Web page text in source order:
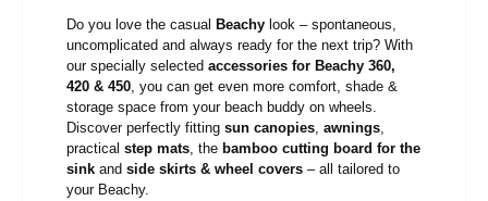
Do you love the casual Beachy look – spontaneous,
uncomplicated and always ready for the next trip? With
our specially selected accessories for Beachy 360,
420 & 450 , you can get even more comfort, shade &
storage space from your beach buddy on wheels.
Discover perfectly fitting sun canopies awnings
practical step mats , the bamboo cutting board for the
sink and side skirts & wheel covers – all tailored to
your Beachy.